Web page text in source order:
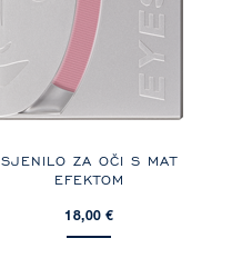
SJENILO ZA OČI S MAT
EFEKTOM
18,00 €